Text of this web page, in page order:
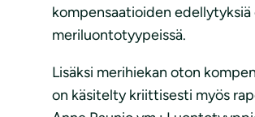
kompensaatioiden edellytyksiä
meriluontotyypeissä.
Lisäksi merihiekan oton
on käsitelty kriittisesti myös